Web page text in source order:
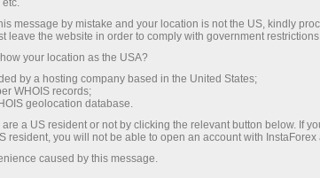
etc.
message by mistake and your location is not the US, kindly
leave the website in order to comply with government
your location as the USA?
by a hosting company based in the United States;
WHOIS records;
geolocation database.
a US resident or not by clicking the relevant button below. If
resident, you will not be able to open an account with InstaForex
caused by this message.